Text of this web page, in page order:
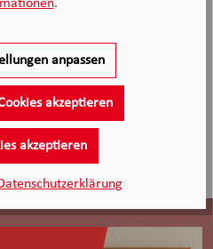
Knappstein
.
anpassen
akzeptieren
akzeptieren